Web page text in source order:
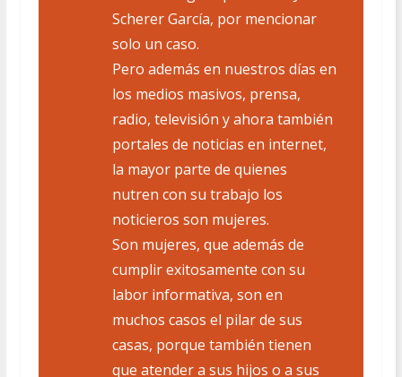
Scherer García, por mencionar
solo un caso.
Pero además en nuestros días en
los medios masivos, prensa,
radio, televisión y ahora también
portales de noticias en internet,
la mayor parte de quienes
nutren con su trabajo los
noticieros son mujeres.
Son mujeres, que además de
cumplir exitosamente con su
labor informativa, son en
muchos casos el pilar de sus
casas, porque también tienen
que atender a sus hijos o a sus